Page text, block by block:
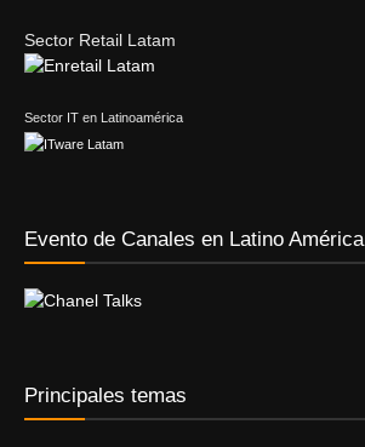
Sector Retail Latam
Sector IT en Latinoamérica
Evento de Canales en Latino América
Principales temas